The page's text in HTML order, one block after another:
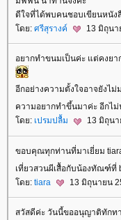
ดีใจที่ได้พบคนชอบเขียนหนัง
ดย: ศรีสุรางค์ 13 มิถุนา
อยากทำขนมเป็นค่ะ แต่คงยา
อีกอย่างความตั้งใจอาจยังไ
ความอยากทำขึ้นมาค่ะ อีกไ
ดย: เปรมปลื้ม 13 มิถุน
ขอบคุณทุกท่านที่มาเยี่ยม
เที่ยวสวนผีเสื้อกับน้องทัณฑ์ที่
ดย: tiara 13 มิถุนายน
สวัสดีค่ะ วันนี้ขออนุญาติทักท